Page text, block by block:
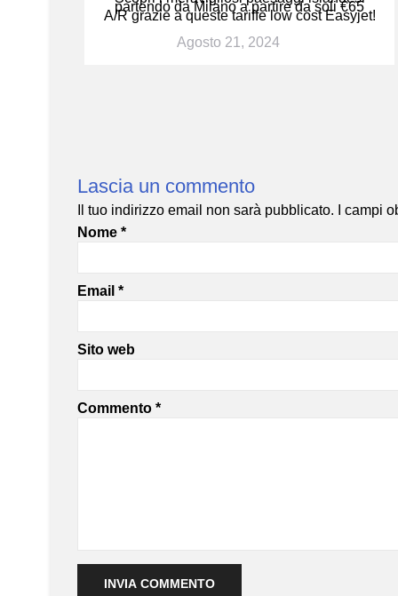
partendo da Milano a partire da soli €65
A/R grazie a queste tariffe low cost Easyjet!
Agosto 21, 2024
Lascia un commento
Il tuo indirizzo email non sarà pubblicato. I campi
Nome *
Email *
Sito web
Commento *